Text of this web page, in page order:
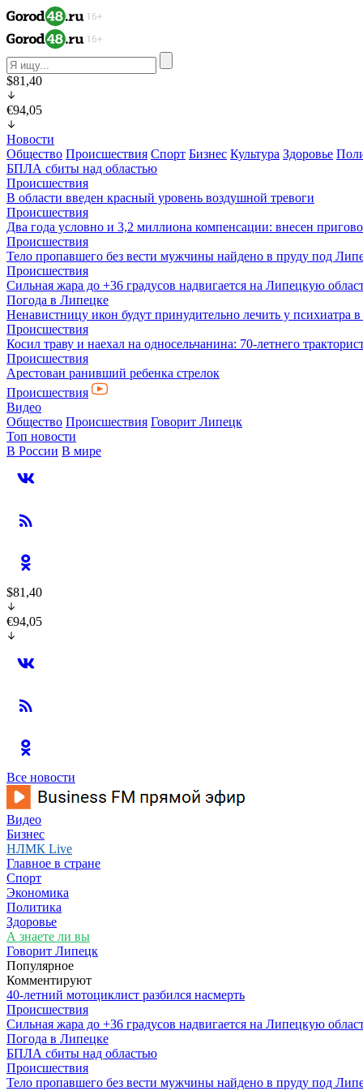
$81,40
€94,05
Новости
Общество Происшествия Спорт Бизнес Культура Здоровье
БПЛА сбиты над областью
Происшествия
В области введен красный уровень воздушной тревоги
Происшествия
Два года условно и 3,2 миллиона компенсации: внесен
Происшествия
Тело пропавшего без вести мужчины найдено в пруду под
Происшествия
Сильная жара до +36 градусов надвигается на Липецкую
Погода в Липецке
Ненавистницу икон будут принудительно лечить у психиатра
Происшествия
Косил траву и наехал на односельчанина: 70-летнего
Происшествия
Арестован ранивший ребенка стрелок
Происшествия
Видео
Общество Происшествия Говорит Липецк
Топ новости
В России В мире
$81,40
€94,05
Все новости
Видео
Бизнес
НЛМК Live
Главное в стране
Спорт
Экономика
Политика
Здоровье
А знаете ли вы
Говорит Липецк
Популярное
Комментируют
40-летний мотоциклист разбился насмерть
Происшествия
Сильная жара до +36 градусов надвигается на Липецкую
Погода в Липецке
БПЛА сбиты над областью
Происшествия
Тело пропавшего без вести мужчины найдено в пруду под